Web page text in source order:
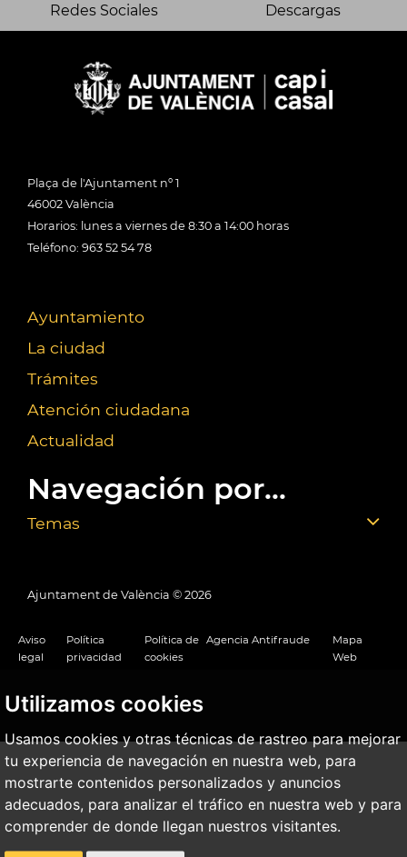
Utilizamos cookies
Usamos cookies y otras técnicas de rastreo para mejorar
tu experiencia de navegación en nuestra web, para
mostrarte contenidos personalizados y anuncios
adecuados, para analizar el tráfico en nuestra web y para
comprender de donde llegan nuestros visitantes.
Redes Sociales Descargas
Plaça de l'Ajuntament nº 1
46002 València
Horarios: lunes a viernes de 8:30 a 14:00 horas
Teléfono: 963 52 54 78
Ayuntamiento
La ciudad
Trámites
Atención ciudadana
Actualidad
Navegación por...
Temas
Ajuntament de València © 2026
Aviso
legal
Política
privacidad
Política de
cookies
Agencia Antifraude
Mapa
Web